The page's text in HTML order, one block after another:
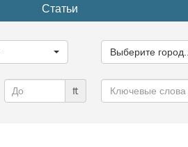
Статьи
город...
Выберите город...
₶
Ключевые
слова